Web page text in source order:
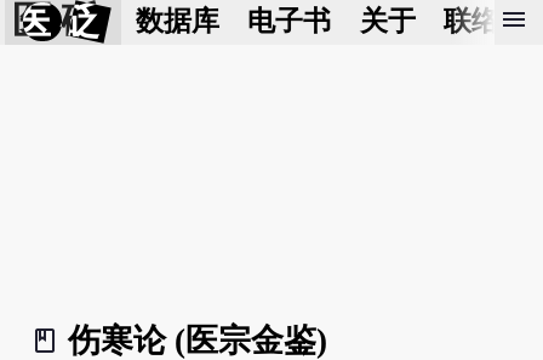
医 砭 数据库 电子书 关于 联络我
menu
book_2
伤寒论 (医宗金鉴)